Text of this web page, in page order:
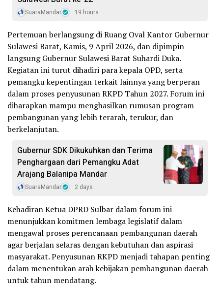
SuaraMandar 19 hours
Pertemuan berlangsung di Ruang Oval Kantor Gubernur
Sulawesi Barat, Kamis, 9 April 2026, dan dipimpin
langsung Gubernur Sulawesi Barat Suhardi Duka.
Kegiatan ini turut dihadiri para kepala OPD, serta
pemangku kepentingan terkait lainnya yang berperan
dalam proses penyusunan RKPD Tahun 2027. Forum ini
diharapkan mampu menghasilkan rumusan program
pembangunan yang lebih terarah, terukur, dan
berkelanjutan.
Gubernur SDK Dikukuhkan dan Terima
Penghargaan dari Pemangku Adat
Arajang Balanipa Mandar
SuaraMandar 2 days
Kehadiran Ketua DPRD Sulbar dalam forum ini
menunjukkan komitmen lembaga legislatif dalam
mengawal proses perencanaan pembangunan daerah
agar berjalan selaras dengan kebutuhan dan aspirasi
masyarakat. Penyusunan RKPD menjadi tahapan penting
dalam menentukan arah kebijakan pembangunan daerah
untuk tahun mendatang.